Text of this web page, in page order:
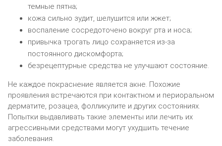
темные пятна;
кожа сильно зудит, шелушится или жжет;
воспаление сосредоточено вокруг рта и носа;
привычка трогать лицо сохраняется из-за
постоянного дискомфорта;
безрецептурные средства не улучшают состояние.
Не каждое покраснение является акне. Похожие
проявления встречаются при контактном и периоральном
дерматите, розацеа, фолликулите и других состояниях.
Попытки выдавливать такие элементы или лечить их
агрессивными средствами могут ухудшить течение
заболевания.